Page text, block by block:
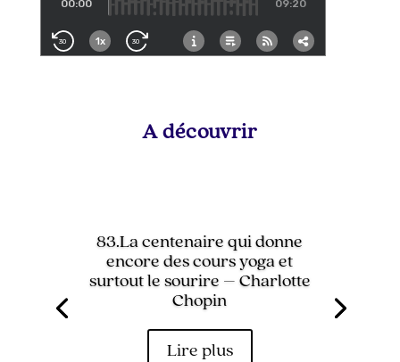
A découvrir
83.La centenaire qui donne
encore des cours yoga et
surtout le sourire – Charlotte
Chopin
Lire plus